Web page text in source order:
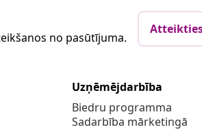
no pasūtījuma.
Uzņēmējdarbība
Biedru programma
Sadarbība mārketingā